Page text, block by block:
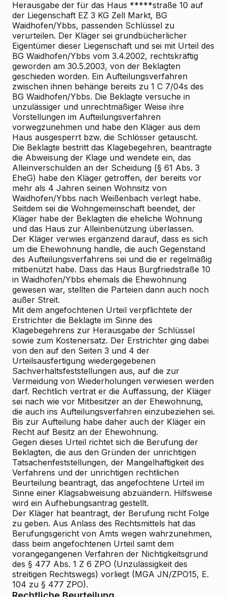
Herausgabe der für das Haus *****straße 10 auf
der Liegenschaft EZ 3 KG Zell Markt, BG
Waidhofen/Ybbs, passenden Schlüssel zu
verurteilen. Der Kläger sei grundbücherlicher
Eigentümer dieser Liegenschaft und sei mit Urteil des
BG Waidhofen/Ybbs vom 3.4.2002, rechtskräftig
geworden am 30.5.2003, von der Beklagten
geschieden worden. Ein Aufteilungsverfahren
zwischen ihnen behänge bereits zu 1 C 7/04s des
BG Waidhofen/Ybbs. Die Beklagte versuche in
unzulässiger und unrechtmäßiger Weise ihre
Vorstellungen im Aufteilungsverfahren
vorwegzunehmen und habe den Kläger aus dem
Haus ausgesperrt bzw. die Schlösser getauscht.
Die Beklagte bestritt das Klagebegehren, beantragte
die Abweisung der Klage und wendete ein, das
Alleinverschulden an der Scheidung (§ 61 Abs. 3
EheG) habe den Kläger getroffen, der bereits vor
mehr als 4 Jahren seinen Wohnsitz von
Waidhofen/Ybbs nach Weißenbach verlegt habe.
Seitdem sei die Wohngemeinschaft beendet, der
Kläger habe der Beklagten die eheliche Wohnung
und das Haus zur Alleinbenützung überlassen.
Der Kläger verwies ergänzend darauf, dass es sich
um die Ehewohnung handle, die auch Gegenstand
des Aufteilungsverfahrens sei und die er regelmäßig
mitbenützt habe. Dass das Haus Burgfriedstraße 10
in Waidhofen/Ybbs ehemals die Ehewohnung
gewesen war, stellten die Parteien dann auch noch
außer Streit.
Mit dem angefochtenen Urteil verpflichtete der
Erstrichter die Beklagte im Sinne des
Klagebegehrens zur Herausgabe der Schlüssel
sowie zum Kostenersatz. Der Erstrichter ging dabei
von den auf den Seiten 3 und 4 der
Urteilsausfertigung wiedergegebenen
Sachverhaltsfeststellungen aus, auf die zur
Vermeidung von Wiederholungen verwiesen werden
darf. Rechtlich vertrat er die Auffassung, der Kläger
sei nach wie vor Mitbesitzer an der Ehewohnung,
die auch ins Aufteilungsverfahren einzubeziehen sei.
Bis zur Aufteilung habe daher auch der Kläger ein
Recht auf Besitz an der Ehewohnung.
Gegen dieses Urteil richtet sich die Berufung der
Beklagten, die aus den Gründen der unrichtigen
Tatsachenfeststellungen, der Mangelhaftigkeit des
Verfahrens und der unrichtigen rechtlichen
Beurteilung beantragt, das angefochtene Urteil im
Sinne einer Klagsabweisung abzuändern. Hilfsweise
wird ein Aufhebungsantrag gestellt.
Der Kläger hat beantragt, der Berufung nicht Folge
zu geben. Aus Anlass des Rechtsmittels hat das
Berufungsgericht von Amts wegen wahrzunehmen,
dass beim angefochtenen Urteil samt dem
vorangegangenen Verfahren der Nichtigkeitsgrund
des § 477 Abs. 1 Z 6 ZPO (Unzulässigkeit des
streitigen Rechtswegs) vorliegt (MGA JN/ZPO15, E.
104 zu § 477 ZPO).